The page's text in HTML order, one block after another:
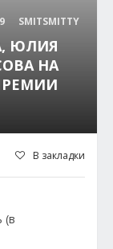
SMITSMITTY
ЮЛИЯ
НА
В закладки